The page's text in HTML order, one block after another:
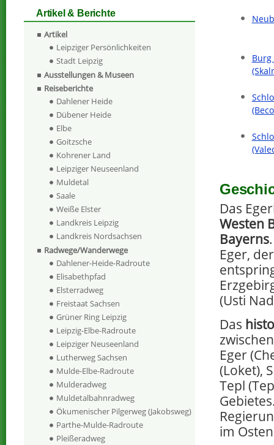
Das
Westen
Bayerns
Eger,
(Usti
Das
Eger
(Loket),
Tepl
im
Artikel & Berichte
Artikel
Leipziger Persönlichkeiten
Stadt Leipzig
Ausstellungen & Museen
Reiseberichte
Dahlener Heide
Dübener Heide
Elbe
Goitzsche
Kohrener Land
Leipziger Neuseenland
Muldetal
Saale
Weiße Elster
Landkreis Leipzig
Landkreis Nordsachsen
Radwege/Wanderwege
Dahlener-Heide-Radroute
Elisabethpfad
Elsterradweg
Freistaat Sachsen
Grüner Ring Leipzig
Leipzig-Elbe-Radroute
Leipziger Neuseenland
Lutherweg Sachsen
Mulde-Elbe-Radroute
Mulderadweg
Muldetalbahnradweg
Ökumenischer Pilgerweg (Jakobsweg)
Parthe-Mulde-Radroute
Pleißeradweg